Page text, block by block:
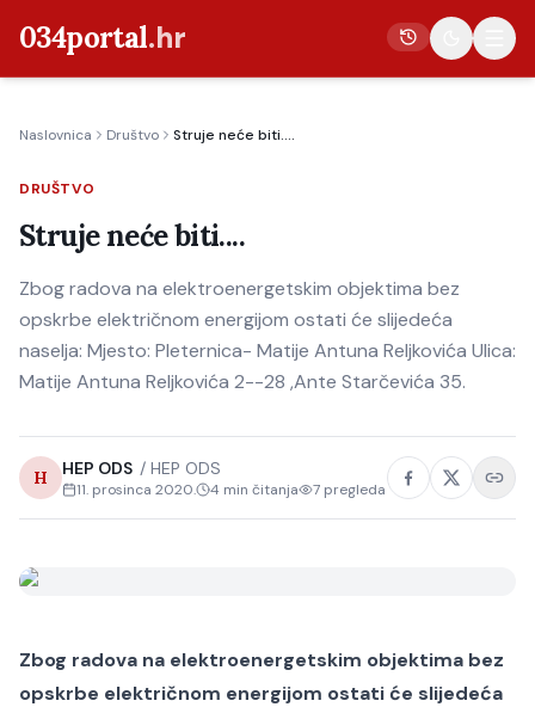
034portal.hr
Crna kronika
Poljoprivreda
Politika
Gospodarstvo
Sport
Naslovnica Društvo Struje neće biti....
DRUŠTVO
Struje neće biti....
Zbog radova na elektroenergetskim objektima bez
opskrbe električnom energijom ostati će slijedeća
naselja: Mjesto: Pleternica- Matije Antuna Reljkovića Ulica:
Matije Antuna Reljkovića 2--28 ,Ante Starčevića 35.
H HEP ODS / HEP ODS
11. prosinca 2020. 4 min čitanja 7 pregleda
Zbog radova na elektroenergetskim objektima bez
opskrbe električnom energijom ostati će slijedeća